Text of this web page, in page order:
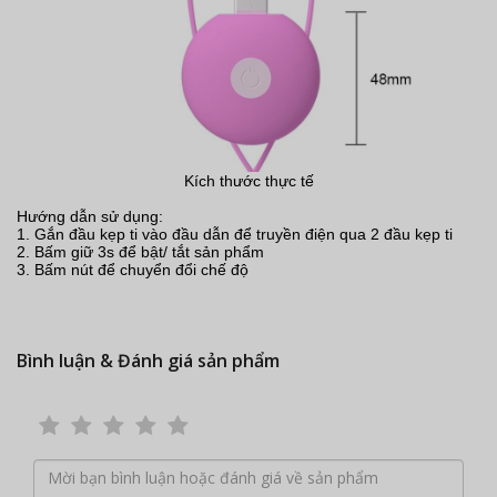
Kích thước thực tế
Hướng dẫn sử dụng:
1. Gắn đầu kẹp ti vào đầu dẫn để truyền điện qua 2 đầu kẹp ti
2. Bấm giữ 3s để bật/ tắt sản phẩm
3. Bấm nút để chuyển đổi chế độ
Bình luận & Đánh giá sản phẩm